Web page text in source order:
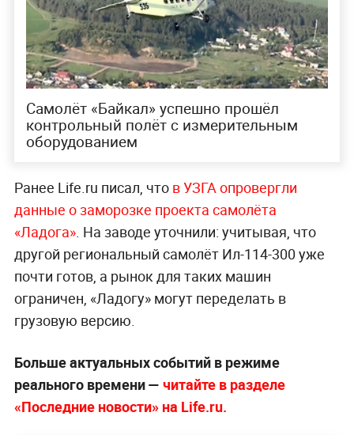
Самолёт «Байкал» успешно прошёл
контрольный полёт с измерительным
оборудованием
Ранее Life.ru писал, что в УЗГА опровергли
данные о заморозке проекта самолёта
«Ладога». На заводе уточнили: учитывая, что
другой региональный самолёт Ил-114-300 уже
почти готов, а рынок для таких машин
ограничен, «Ладогу» могут переделать в
грузовую версию.
Больше актуальных событий в режиме
реального времени — читайте в разделе
«Последние новости» на Life.ru.